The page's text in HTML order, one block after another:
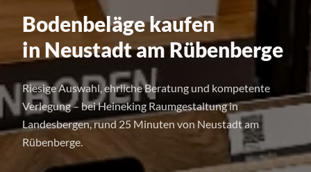
Bodenbeläge kaufen
in Neustadt am Rübenberge
Riesige Auswahl, ehrliche Beratung und kompetente
Verlegung – bei Heineking Raumgestaltung in
Landesbergen, rund 25 Minuten von Neustadt am
Rübenberge.